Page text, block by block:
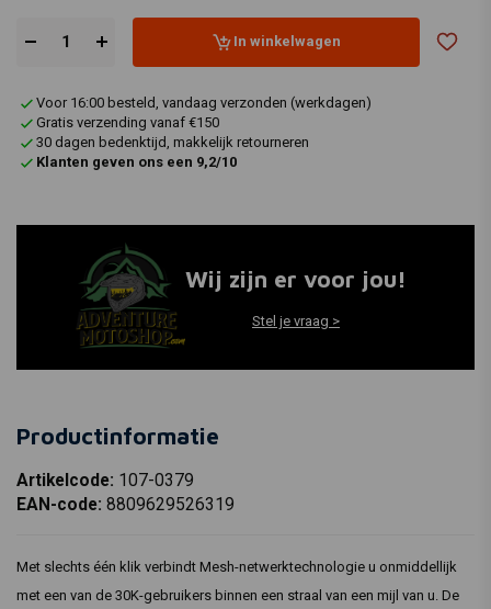
In winkelwagen
Voor 16:00 besteld, vandaag verzonden (werkdagen)
Gratis verzending vanaf €150
30 dagen bedenktijd, makkelijk retourneren
Klanten geven ons een 9,2/10
Wij zijn er voor jou!
Stel je vraag >
Productinformatie
Artikelcode: 107-0379
EAN-code: 8809629526319
Met slechts één klik verbindt Mesh-netwerktechnologie u onmiddellijk
met een van de 30K-gebruikers binnen een straal van een mijl van u. De